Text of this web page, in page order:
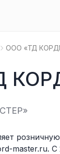
OOO «ТД
master.ru.